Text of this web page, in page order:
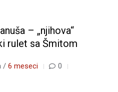
– „njihova“
rulet sa Šmitom
/ 6 meseci
0